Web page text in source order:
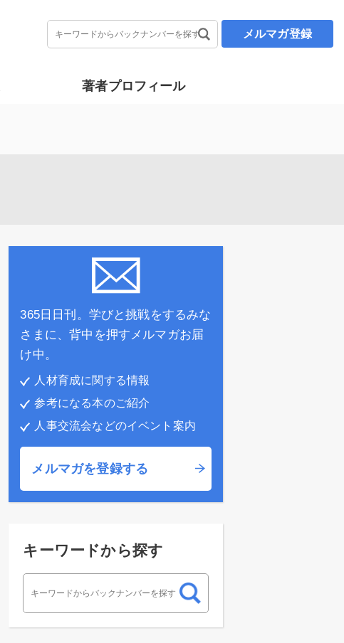
メルマガ登録
著者プロフィール
365日日刊。学びと挑戦をするみな
さまに、背中を押すメルマガお届
け中。
人材育成に関する情報
参考になる本のご紹介
人事交流会などのイベント案内
メルマガを登録する
キーワードから探す